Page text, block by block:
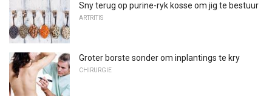
Sny terug op purine-ryk kosse om jig te bestuur
ARTRITIS
Groter borste sonder om inplantings te kry
CHIRURGIE